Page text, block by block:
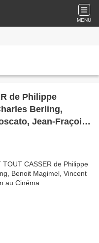
MENU
de Philippe
Berling,
Jean-Fraçois